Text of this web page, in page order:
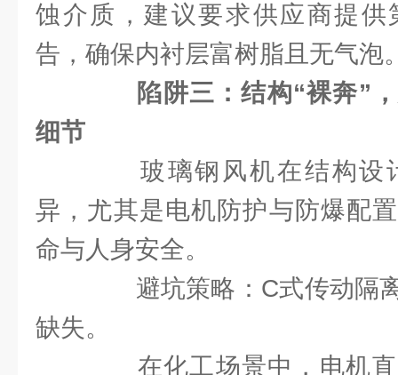
蚀介质，建议要求供应商提供
告，确保内衬层富树脂且无气泡
陷阱三：结构“裸奔”
细节
玻璃钢风机在结构设
异，尤其是电机防护与防爆配
命与人身安全。
避坑策略：C式传动隔
缺失。
在化工场景中，电机直